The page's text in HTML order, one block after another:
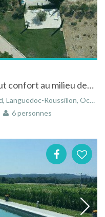
Appartement avec piscine tout confort au milieu des vignes et des bois à Saint-Michel-d'Euzet
Roussillon, Occitanie, France
6 personnes